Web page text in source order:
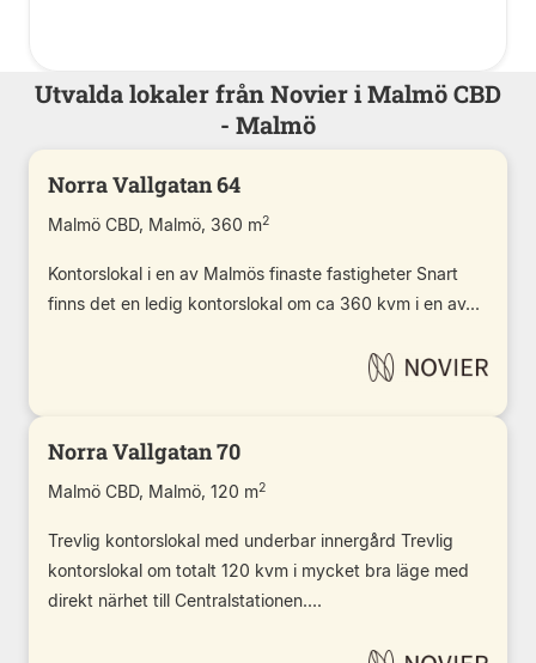
Utvalda lokaler från Novier i Malmö CBD
- Malmö
Norra Vallgatan 64
Malmö CBD, Malmö, 360 m2
Kontorslokal i en av Malmös finaste fastigheter Snart
finns det en ledig kontorslokal om ca 360 kvm i en av...
Norra Vallgatan 70
Malmö CBD, Malmö, 120 m2
Trevlig kontorslokal med underbar innergård Trevlig
kontorslokal om totalt 120 kvm i mycket bra läge med
direkt närhet till Centralstationen....